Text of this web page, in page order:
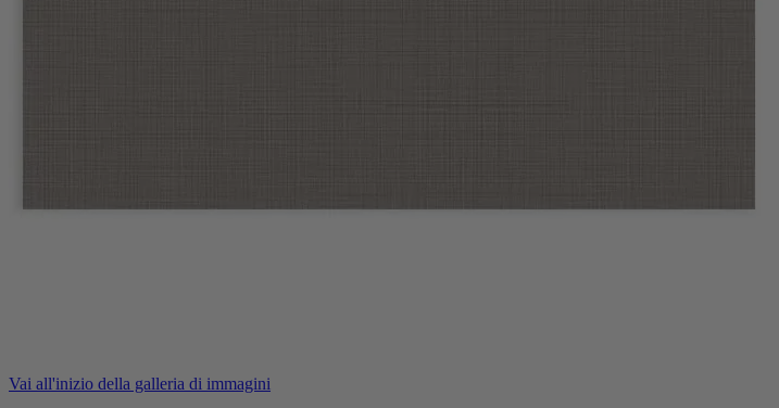
Vai all'inizio della galleria di immagini